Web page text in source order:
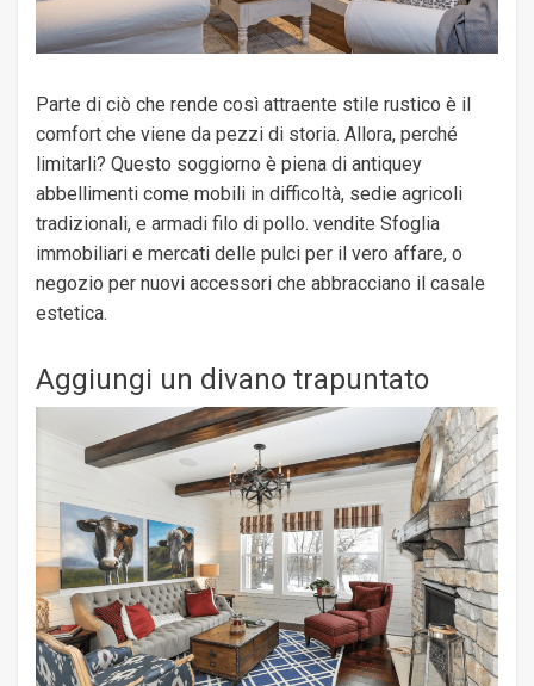
Parte di ciò che rende così attraente stile rustico è il
comfort che viene da pezzi di storia. Allora, perché
limitarli? Questo soggiorno è piena di antiquey
abbellimenti come mobili in difficoltà, sedie agricoli
tradizionali, e armadi filo di pollo. vendite Sfoglia
immobiliari e mercati delle pulci per il vero affare, o
negozio per nuovi accessori che abbracciano il casale
estetica.
Aggiungi un divano trapuntato